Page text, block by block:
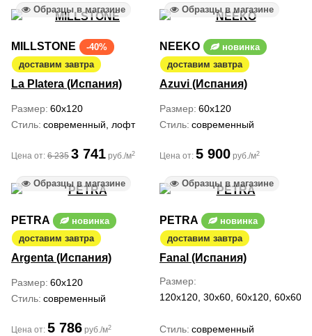
Образцы в магазине
MILLSTONE
-40%
доставим завтра
La Platera (Испания)
Размер 60x120
Стиль современный, лофт
Цена от: 6 235 3 741 руб./м2
Образцы в магазине
NEEKO
новинка
доставим завтра
Azuvi (Испания)
Размер 60x120
Стиль современный
Цена от: 5 900 руб./м2
Образцы в магазине
PETRA
новинка
доставим завтра
Argenta (Испания)
Размер 60x120
Стиль современный
Цена от: 5 786 руб./м2
Образцы в магазине
PETRA
новинка
доставим завтра
Fanal (Испания)
Размер
120x120, 30x60, 60x120, 60x60,
Стиль современный